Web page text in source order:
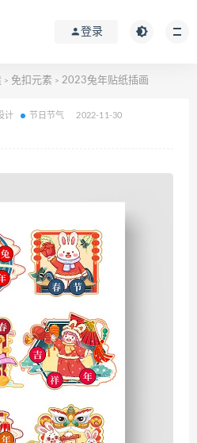
登录
> 免扣元素 > 2023兔年贴纸插画
计 节日节气 2022-11-30